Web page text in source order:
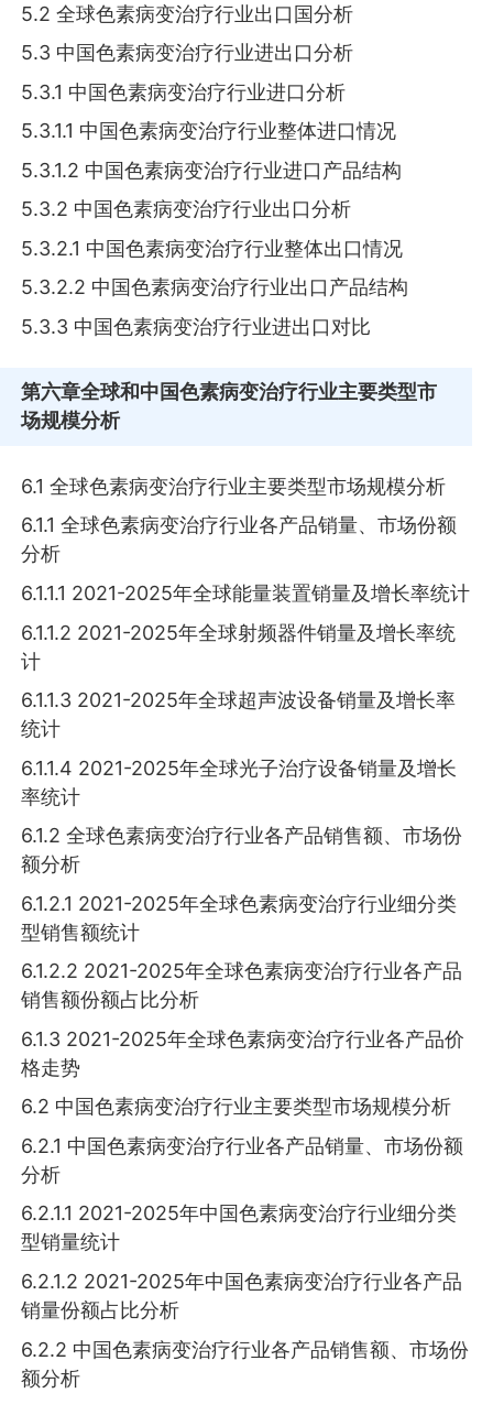
5.2 全球色素病变治疗行业出口国分析
5.3 中国色素病变治疗行业进出口分析
5.3.1 中国色素病变治疗行业进口分析
5.3.1.1 中国色素病变治疗行业整体进口情况
5.3.1.2 中国色素病变治疗行业进口产品结构
5.3.2 中国色素病变治疗行业出口分析
5.3.2.1 中国色素病变治疗行业整体出口情况
5.3.2.2 中国色素病变治疗行业出口产品结构
5.3.3 中国色素病变治疗行业进出口对比
第六章全球和中国色素病变治疗行业主要类型市
场规模分析
6.1 全球色素病变治疗行业主要类型市场规模分析
6.1.1 全球色素病变治疗行业各产品销量、市场份额
分析
6.1.1.1 2021-2025年全球能量装置销量及增长率统计
6.1.1.2 2021-2025年全球射频器件销量及增长率统
计
6.1.1.3 2021-2025年全球超声波设备销量及增长率
统计
6.1.1.4 2021-2025年全球光子治疗设备销量及增长
率统计
6.1.2 全球色素病变治疗行业各产品销售额、市场份
额分析
6.1.2.1 2021-2025年全球色素病变治疗行业细分类
型销售额统计
6.1.2.2 2021-2025年全球色素病变治疗行业各产品
销售额份额占比分析
6.1.3 2021-2025年全球色素病变治疗行业各产品价
格走势
6.2 中国色素病变治疗行业主要类型市场规模分析
6.2.1 中国色素病变治疗行业各产品销量、市场份额
分析
6.2.1.1 2021-2025年中国色素病变治疗行业细分类
型销量统计
6.2.1.2 2021-2025年中国色素病变治疗行业各产品
销量份额占比分析
6.2.2 中国色素病变治疗行业各产品销售额、市场份
额分析